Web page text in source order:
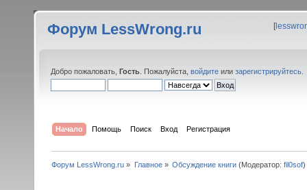
Форум LessWrong.ru [
Добро пожаловать, Гость . Пожалуйста, войдите или зарегистрируйтесь
Начало Помощь Поиск Вход Регистрация
Форум LessWrong.ru » Главное» Обсуждение книги(Модератор: fil0sof)